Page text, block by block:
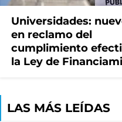
Universidades:
en reclamo del
cumplimiento
la Ley de
LAS MÁS LEÍDAS